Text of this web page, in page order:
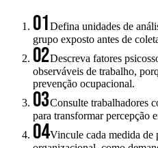
01Defina unidades de
grupo exposto antes de
02Descreva fatores
observáveis de trabalho,
prevenção ocupacional.
03Consulte trabalhadores
para transformar percepção
04Vincule cada medida de